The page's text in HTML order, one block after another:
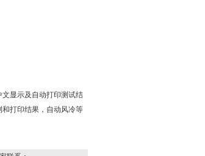
文显示及自动打印测试结
和打印结果，自动风冷等